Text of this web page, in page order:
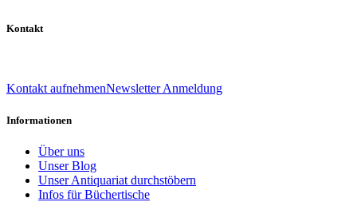
Kontakt
Kontakt aufnehmenNewsletter Anmeldung
Informationen
Über uns
Unser Blog
Unser Antiquariat durchstöbern
Infos für Büchertische